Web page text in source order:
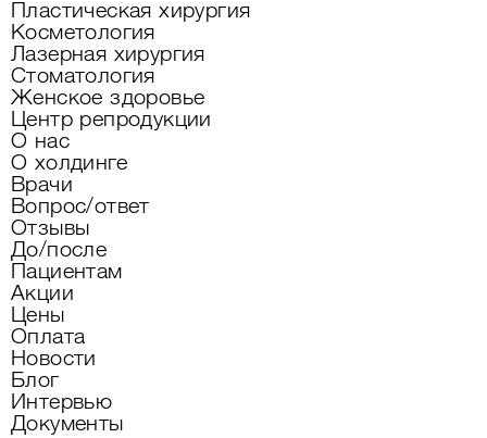
Пластическая хирургия
Косметология
Лазерная хирургия
Стоматология
Женское здоровье
Центр репродукции
О нас
О холдинге
Врачи
Вопрос/ответ
Отзывы
До/после
Пациентам
Акции
Цены
Оплата
Новости
Блог
Интервью
Документы